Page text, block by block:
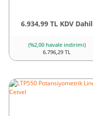
6.934,99 TL KDV Dahil
(%2,00 havale indirimi)
6.796,29 TL